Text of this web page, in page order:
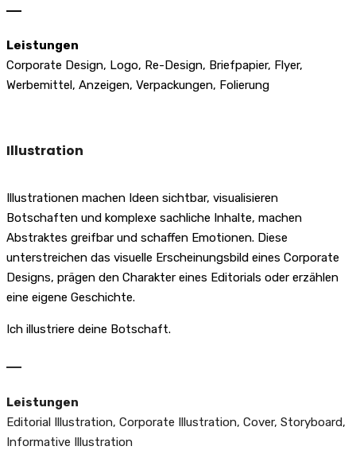
―
Leistungen
Corporate Design, Logo, Re-Design, Briefpapier, Flyer,
Werbemittel, Anzeigen, Verpackungen, Folierung
Illustration
Illustrationen machen Ideen sichtbar, visualisieren
Botschaften und komplexe sachliche Inhalte, machen
Abstraktes greifbar und schaffen Emotionen. Diese
unterstreichen das visuelle Erscheinungsbild eines Corporate
Designs, prägen den Charakter eines Editorials oder erzählen
eine eigene Geschichte.
Ich illustriere deine Botschaft.
―
Leistungen
Editorial Illustration, Corporate Illustration, Cover, Storyboard,
Informative Illustration